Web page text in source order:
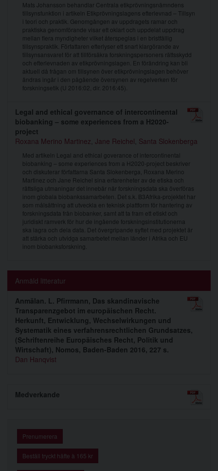
Mats Johansson behandlar Centrala etikprövningsnämndens
tillsynsfunktion i artikeln Etikprövningslagens efterlevnad – Tillsyn
i teori och praktik. Genomgången av uppdragets ramar och
praktiska genomförande visar ett oklart och uppdelat uppdrag
mellan flera myndigheter vilket återspeglas i en bristfällig
tillsynspraktik. Författaren efterlyser ett snart klargörande av
tillsynsansvaret för att tillförsäkra forskningspersoners rättsskydd
och efterlevnaden av etikprövningslagen. En förändring kan bli
aktuell då frågan om tillsynen över etikprövningslagen behöver
ändras ingår i den pågående översynen av regelverken för
forskningsetik (U 2016:02, dir. 2016:45).
Legal and ethical governance of intercontinental
biobanking – some experiences from a H2020-
project
Roxana Merino Martinez, Jane Reichel, Santa Slokenberga
Med artikeln Legal and ethical goverance of intercontinental
biobanking – some experiences from a H2020-project beskriver
och diskuterar författarna Santa Slokenberga, Roxana Merino
Martinez och Jane Reichel sina erfarenheter av de etiska och
rättsliga utmaningar det innebär när forskningsdata ska överföras
inom globala biobankssamarbeten. Det s.k. B3Afrika-projektet har
som målsättning att utveckla en teknisk plattform för hantering av
forskningsdata från biobanker, samt att ta fram ett etiskt och
juridiskt ramverk för hur de ingående forskningsinstitutionerna
ska lagra och dela data. Det övergripande syftet med projektet är
att stärka och utvidga samarbetet mellan länder i Afrika och EU
inom biobanksforskning.
Anmäld litteratur
Anmälan. L. Pfirrmann, Das skandinavische
Transparenzgebot im europäischen Recht.
Herkunft, Entwicklung, Wechselwirkungen und
Systematik eines verfahrensrechtlichen Grundsatzes,
(Schriftenreihe Europäisches Recht, Politik und
Wirtschaft), Nomos, Baden-Baden 2016, 227 s.
Dan Hanqvist
Medverkande
Prenumerera
Beställ tryckt häfte à 165 kr